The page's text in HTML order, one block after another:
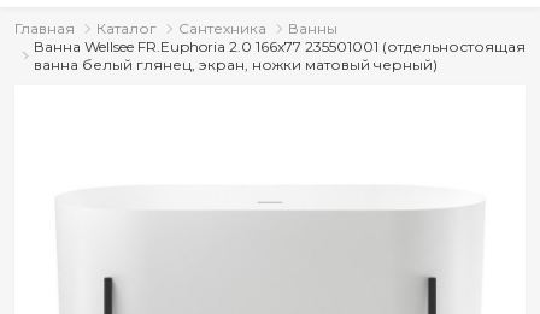
Главная Каталог Сантехника
Ванны
Ванна Wellsee FR.Euphoria 2.0 166x77 235501001 (отдельностоящая
ванна белый глянец, экран, ножки матовый черный)